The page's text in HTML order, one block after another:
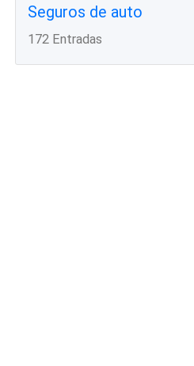
Seguros de auto
172 Entradas